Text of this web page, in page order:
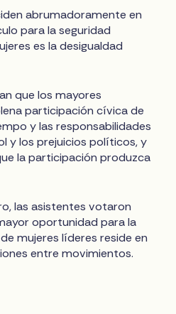
abrumadoramente en
para la seguridad
es la desigualdad
que los mayores
participación cívica de
y las responsabilidades
y los prejuicios políticos, y
la participación produzca
las asistentes votaron
oportunidad para la
mujeres líderes reside en
entre movimientos.